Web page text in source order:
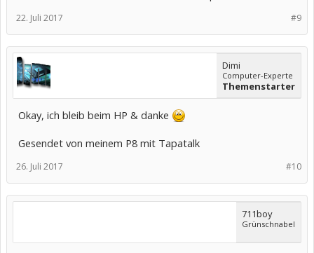
#9
22. Juli 2017
Dimi
Computer-Experte
Themenstarter
Okay, ich bleib beim HP & danke
Gesendet von meinem P8 mit Tapatalk
#10
26. Juli 2017
711boy
Grünschnabel